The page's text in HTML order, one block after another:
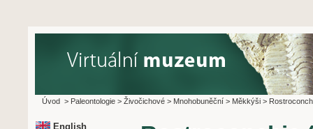
Úvod > Paleontologie > Živočichové > Mnohobuněční > Měkkýši >
English